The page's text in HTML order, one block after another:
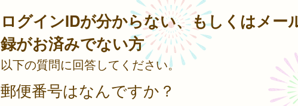
ログインIDが分からない、もしくはメー
録がお済みでない方
以下の質問に回答してください。
郵便番号はなんですか？